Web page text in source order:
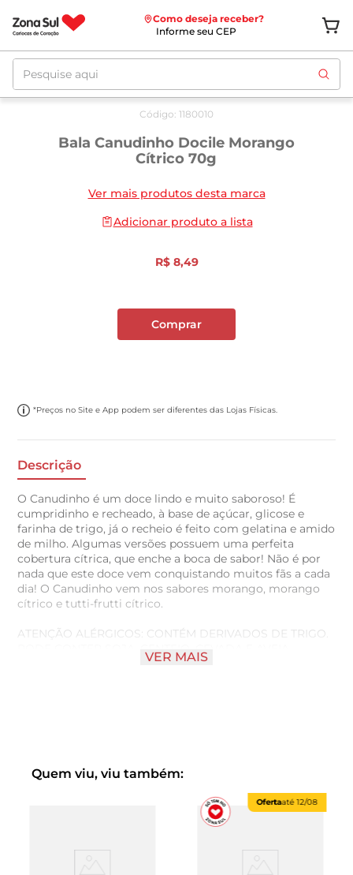
Como deseja receber?
Informe seu CEP
Pesquise aqui
Código: 1180010
Bala Canudinho Docile Morango
Cítrico 70g
Ver mais produtos desta marca
Adicionar produto a lista
R$ 8,49
Comprar
*Preços no Site e App podem ser diferentes das Lojas Físicas.
Descrição
O Canudinho é um doce lindo e muito saboroso! É
cumpridinho e recheado, à base de açúcar, glicose e
farinha de trigo, já o recheio é feito com gelatina e amido
de milho. Algumas versões possuem uma perfeita
cobertura cítrica, que enche a boca de sabor! Não é por
nada que este doce vem conquistando muitos fãs a cada
dia! O Canudinho vem nos sabores morango, morango
cítrico e tutti-frutti cítrico.
ATENÇÃO ALÉRGICOS: CONTÉM DERIVADOS DE TRIGO.
PODE CONTER SOJA, CENTEIO, CEVADA E AVEIA.
VER MAIS
Quem viu, viu também:
Ofertaaté12/08